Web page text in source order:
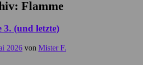
Flamme
3. (und letzte)
2026 von Mister F.